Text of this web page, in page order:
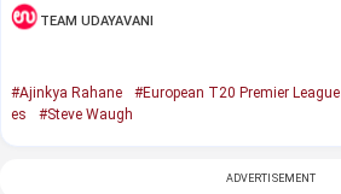
TEAM UDAYAVANI
#Ajinkya Rahane #European T20 Premier League
es
#Steve Waugh
ADVERTISEMENT